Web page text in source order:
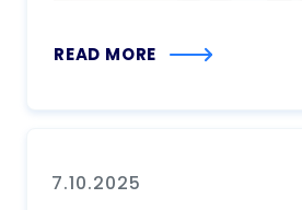
READ MORE
7.10.2025